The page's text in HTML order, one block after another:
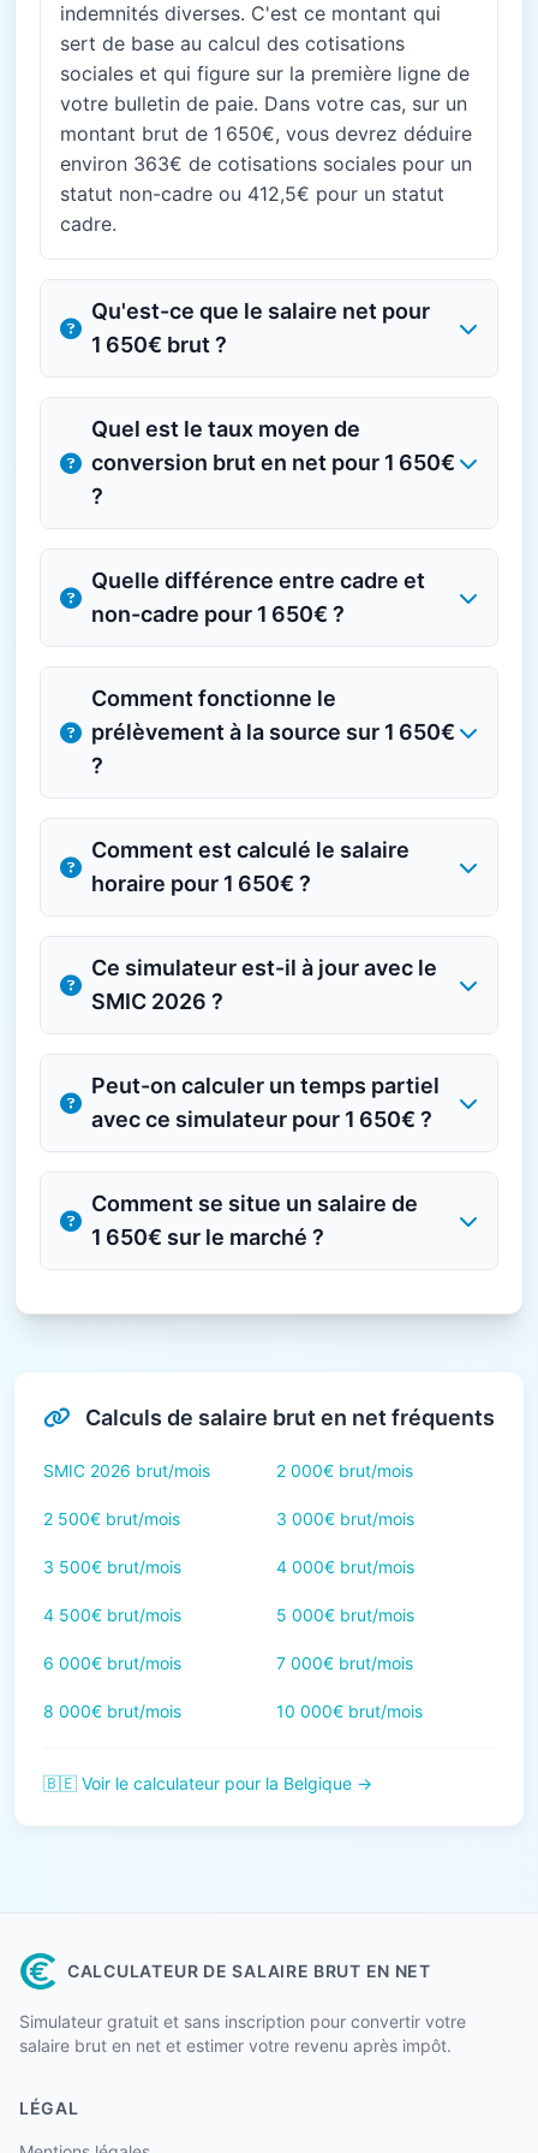
indemnités diverses. C'est ce montant qui
sert de base au calcul des cotisations
sociales et qui figure sur la première ligne de
votre bulletin de paie. Dans votre cas, sur un
montant brut de 1 650€, vous devrez déduire
environ 363€ de cotisations sociales pour un
statut non-cadre ou 412,5€ pour un statut
cadre.
Qu'est-ce que le salaire net pour
1 650€ brut ?
Quel est le taux moyen de
conversion brut en net pour 1 650€
?
Quelle différence entre cadre et
non-cadre pour 1 650€ ?
Comment fonctionne le
prélèvement à la source sur 1 650€
?
Comment est calculé le salaire
horaire pour 1 650€ ?
Ce simulateur est-il à jour avec le
SMIC 2026 ?
Peut-on calculer un temps partiel
avec ce simulateur pour 1 650€ ?
Comment se situe un salaire de
1 650€ sur le marché ?
Calculs de salaire brut en net fréquents
SMIC 2026 brut/mois 2 000€ brut/mois
2 500€ brut/mois 3 000€ brut/mois
3 500€ brut/mois 4 000€ brut/mois
4 500€ brut/mois 5 000€ brut/mois
6 000€ brut/mois 7 000€ brut/mois
8 000€ brut/mois 10 000€ brut/mois
🇧🇪 Voir le calculateur pour la Belgique →
CALCULATEUR DE SALAIRE BRUT EN NET
Simulateur gratuit et sans inscription pour convertir votre
salaire brut en net et estimer votre revenu après impôt.
LÉGAL